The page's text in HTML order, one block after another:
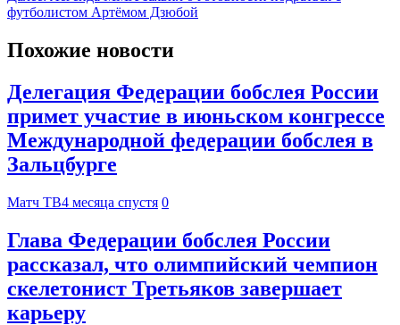
футболистом Артёмом Дзюбой
Похожие новости
Делегация Федерации бобслея России
примет участие в июньском конгрессе
Международной федерации бобслея в
Зальцбурге
Матч ТВ4 месяца спустя 0
Глава Федерации бобслея России
рассказал, что олимпийский чемпион
скелетонист Третьяков завершает
карьеру